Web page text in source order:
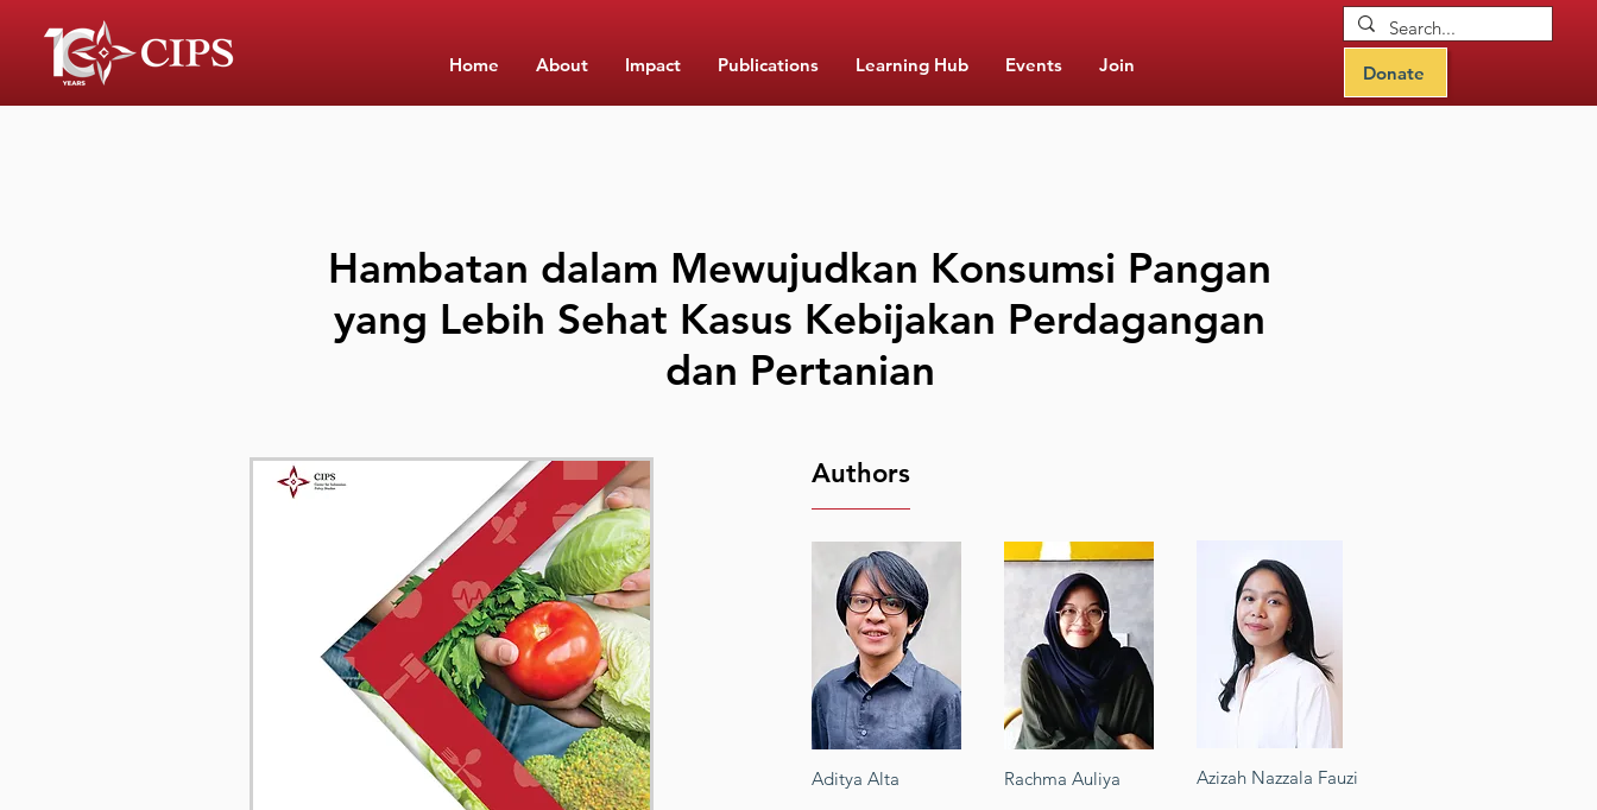
Home About Impact Publications Learning Hub Events Join Donate
Hambatan dalam Mewujudkan Konsumsi Pangan
yang Lebih Sehat Kasus Kebijakan Perdagangan
dan Pertanian
Authors
Aditya Alta Rachma Auliya Azizah Nazzala Fauzi